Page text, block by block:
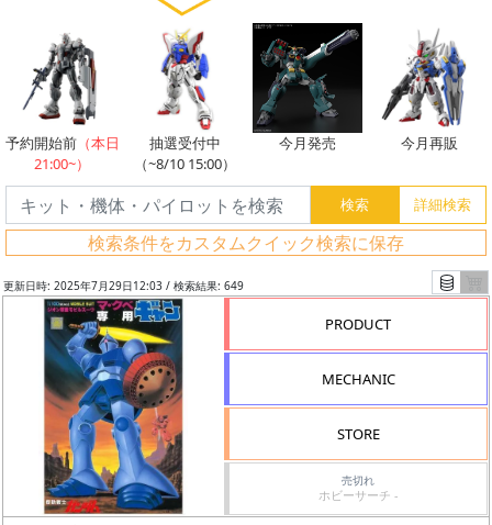
予約開始前（本日
21:00~）
抽選受付中
（~8/10 15:00）
今月発売 今月再販
検索条件をカスタムクイック検索に保存
更新日時: 2025年7月29日12:03 / 検索結果: 649
PRODUCT
MECHANIC
STORE
売切れ
ホビーサーチ -